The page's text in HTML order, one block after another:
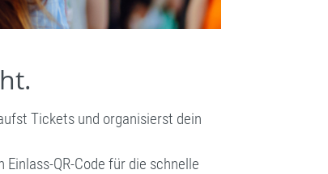
Tickets und organisierst dein
QR-Code für die schnelle